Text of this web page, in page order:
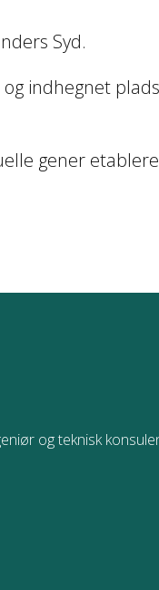
Syd.
indhegnet
gener
og teknisk